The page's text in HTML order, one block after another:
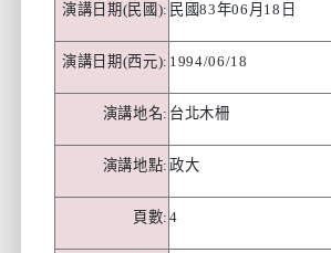
演講日期(民國 ): 民國83年06 月 18 日
演講日期(西元): 1994/06/18
演講地名: 台北木柵
演講地點: 政大
頁數: 4